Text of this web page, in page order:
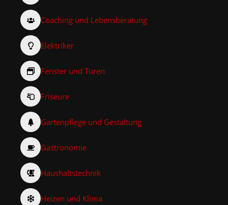
Coaching und Lebensberatung
Elektriker
Fenster und Türen
Friseure
Gartenpflege und Gestaltung
Gastronomie
Haushaltstechnik
Heizen und Klima